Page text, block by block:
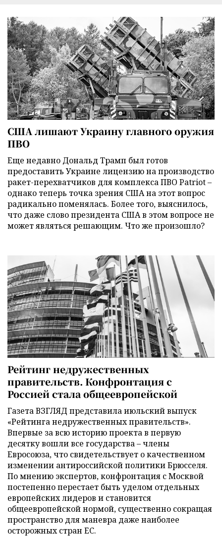
США лишают Украину главного оружия
ПВО
Еще недавно Дональд Трамп был готов
предоставить Украине лицензию на производство
ракет-перехватчиков для комплекса ПВО Patriot –
однако теперь точка зрения США на этот вопрос
радикально поменялась. Более того, выяснилось,
что даже слово президента США в этом вопросе не
может являться решающим. Что же произошло?
Рейтинг недружественных
правительств. Конфронтация с
Россией стала общеевропейской
Газета ВЗГЛЯД представила июльский выпуск
«Рейтинга недружественных правительств».
Впервые за всю историю проекта в первую
десятку вошли все государства – члены
Евросоюза, что свидетельствует о качественном
изменении антироссийской политики Брюсселя.
По мнению экспертов, конфронтация с Москвой
постепенно перестает быть уделом отдельных
европейских лидеров и становится
общеевропейской нормой, существенно сокращая
пространство для маневра даже наиболее
осторожных стран ЕС.